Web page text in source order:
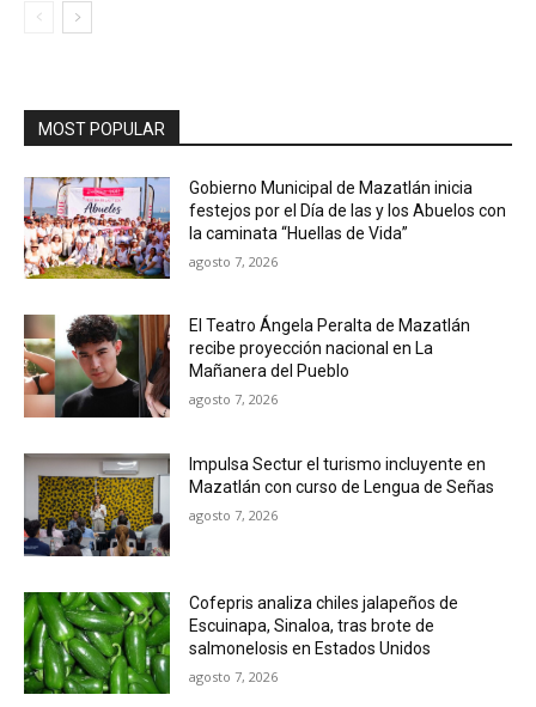
MOST POPULAR
Gobierno Municipal de Mazatlán inicia
festejos por el Día de las y los Abuelos con
la caminata “Huellas de Vida”
agosto 7, 2026
El Teatro Ángela Peralta de Mazatlán
recibe proyección nacional en La
Mañanera del Pueblo
agosto 7, 2026
Impulsa Sectur el turismo incluyente en
Mazatlán con curso de Lengua de Señas
agosto 7, 2026
Cofepris analiza chiles jalapeños de
Escuinapa, Sinaloa, tras brote de
salmonelosis en Estados Unidos
agosto 7, 2026